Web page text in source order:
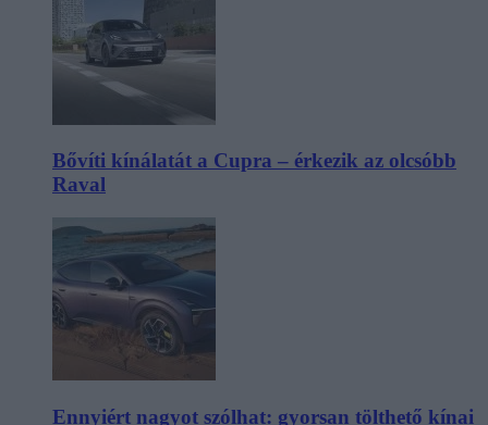
Bővíti kínálatát a Cupra – érkezik az olcsóbb
Raval
Ennyiért nagyot szólhat: gyorsan tölthető kínai